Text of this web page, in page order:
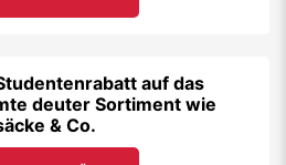
auf das
deuter Sortiment wie
& Co.